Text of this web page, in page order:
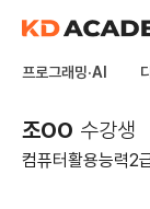
프로그래밍·AI
조OO 수강생
컴퓨터활용능력2